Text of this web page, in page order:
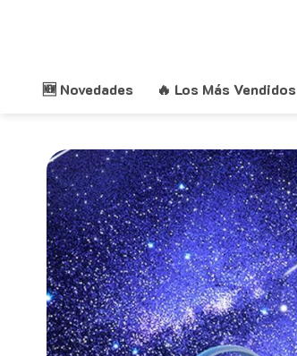
🆕 Novedades 🔥 Los Más Vendidos